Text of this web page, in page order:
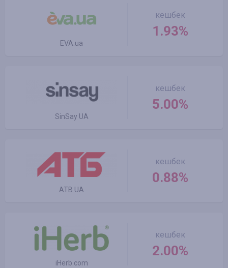
EVA.ua
кешбек
1.93%
SinSay UA
кешбек
5.00%
ATB UA
кешбек
0.88%
iHerb.com
кешбек
2.00%